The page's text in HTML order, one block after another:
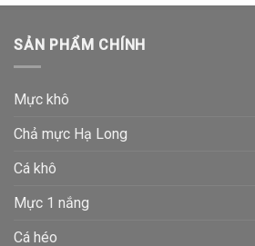
SẢN PHẨM CHÍNH
Mực khô
Chả mực Hạ Long
Cá khô
Mực 1 nắng
Cá héo